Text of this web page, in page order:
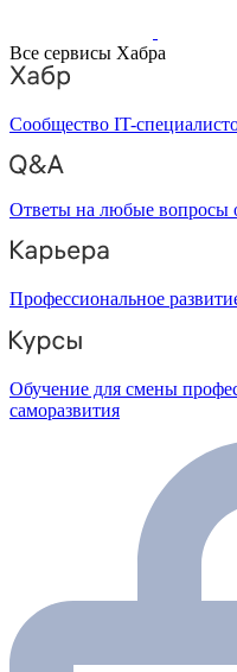
Все сервисы Хабра
Сообщество IT-
Ответы на любые вопросы
Профессиональное
Обучение для смены
саморазвития